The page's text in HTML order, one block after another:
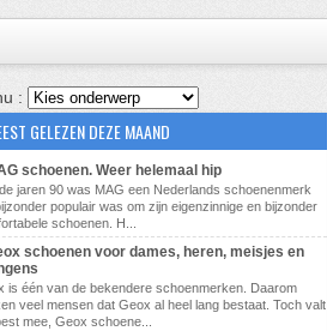
:
GELEZEN DEZE MAAND
schoenen. Weer helemaal hip
jaren 90 was MAG een Nederlands schoenenmerk
populair was om zijn eigenzinnige en bijzonder
schoenen. H...
schoenen voor dames, heren, meisjes en
is één van de bekendere schoenmerken. Daarom
veel mensen dat Geox al heel lang bestaat. Toch valt
mee, Geox schoene...